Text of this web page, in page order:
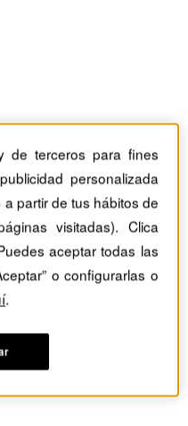
de terceros para fines
personalizada
partir de tus hábitos de
visitadas). Clica
aceptar todas las
o configurarlas o
.